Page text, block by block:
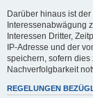
Darüber hinaus ist
Interessenabwägung
Interessen Dritter,
IP-Adresse und der
speichern, sofern
Nachverfolgbarkeit
REGELUNGEN